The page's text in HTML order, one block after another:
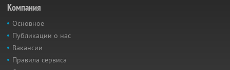
Компания
Основное
Публикации о нас
Вакансии
Правила сервиса